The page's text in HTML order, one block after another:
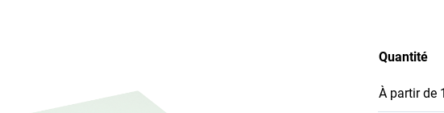
Quantité
À partir de